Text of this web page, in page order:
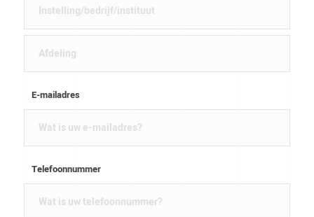
E-mailadres
Telefoonnummer